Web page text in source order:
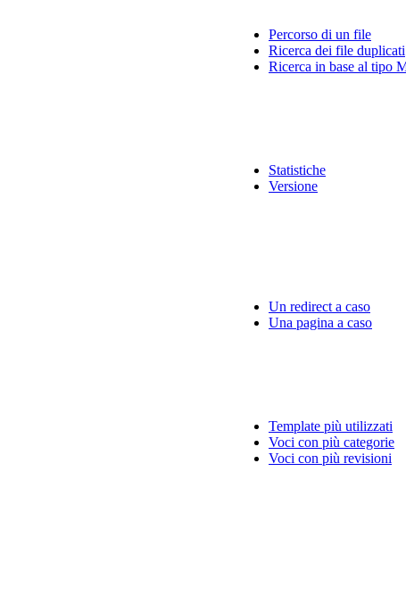
Percorso di un file
Ricerca dei file duplicati
Ricerca in base al tipo
Statistiche
Versione
Un redirect a caso
Una pagina a caso
Template più utilizzati
Voci con più categorie
Voci con più revisioni